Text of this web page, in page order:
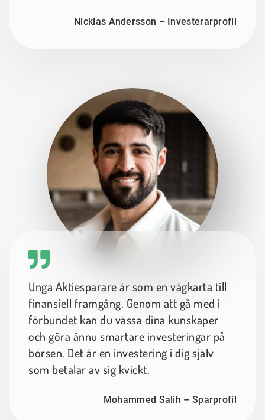
Nicklas Andersson – Investerarprofil
Unga Aktiesparare är som en vägkarta till
finansiell framgång. Genom att gå med i
förbundet kan du vässa dina kunskaper
och göra ännu smartare investeringar på
börsen. Det är en investering i dig själv
som betalar av sig kvickt.
Mohammed Salih – Sparprofil